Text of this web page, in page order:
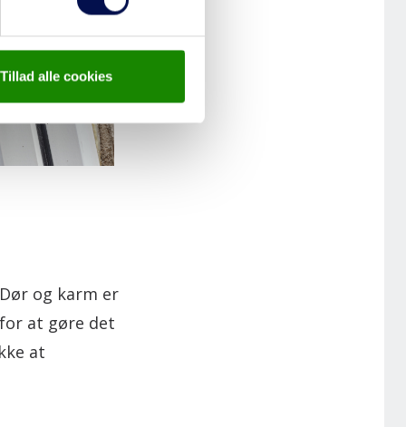
Tillad alle cookies
og karm er
at gøre det
at